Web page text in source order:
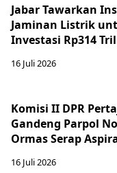
Jabar Tawarkan
Jaminan Listrik
Investasi Rp314
16 Juli 2026
Komisi II DPR
Gandeng Parpol
Ormas Serap
16 Juli 2026